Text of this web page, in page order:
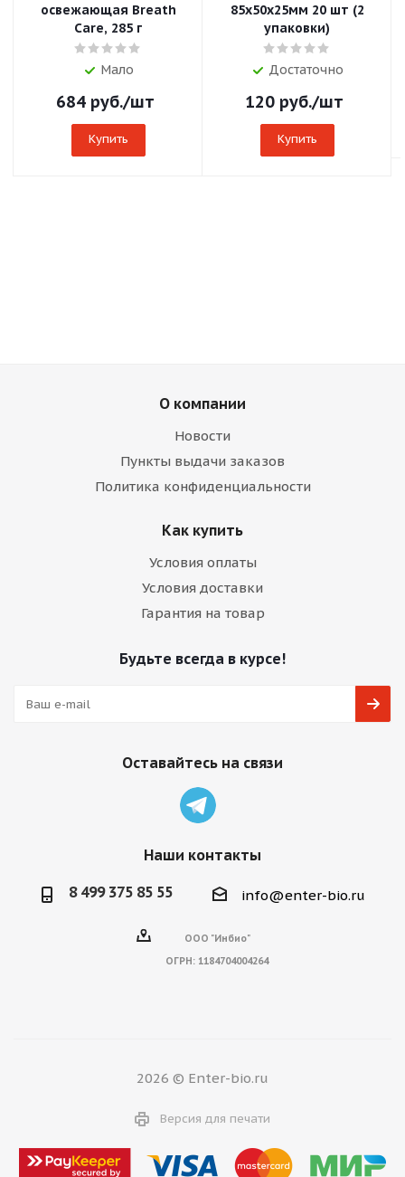
освежающая Breath
Care, 285 г
Мало
684руб./шт
Купить
85х50х25мм 20 шт (2
упаковки)
Достаточно
120руб./шт
Купить
О компании
Новости
Пункты выдачи заказов
Политика конфиденциальности
Как купить
Условия оплаты
Условия доставки
Гарантия на товар
Будьте всегда в курсе!
Оставайтесь на связи
Наши контакты
8 499 375 85 55 info@enter-bio.ru
ООО "Инбио"
ОГРН: 1184704004264
2026 © Enter-bio.ru
Версия для печати